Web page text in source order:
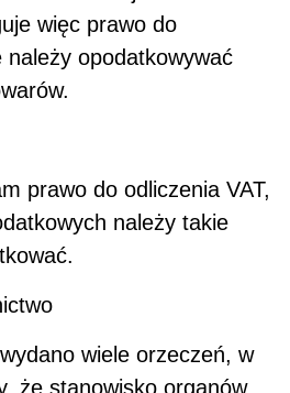
więc prawo do
należy opodatkowywać
prawo do odliczenia VAT,
należy takie
wiele orzeczeń, w
że stanowisko organów